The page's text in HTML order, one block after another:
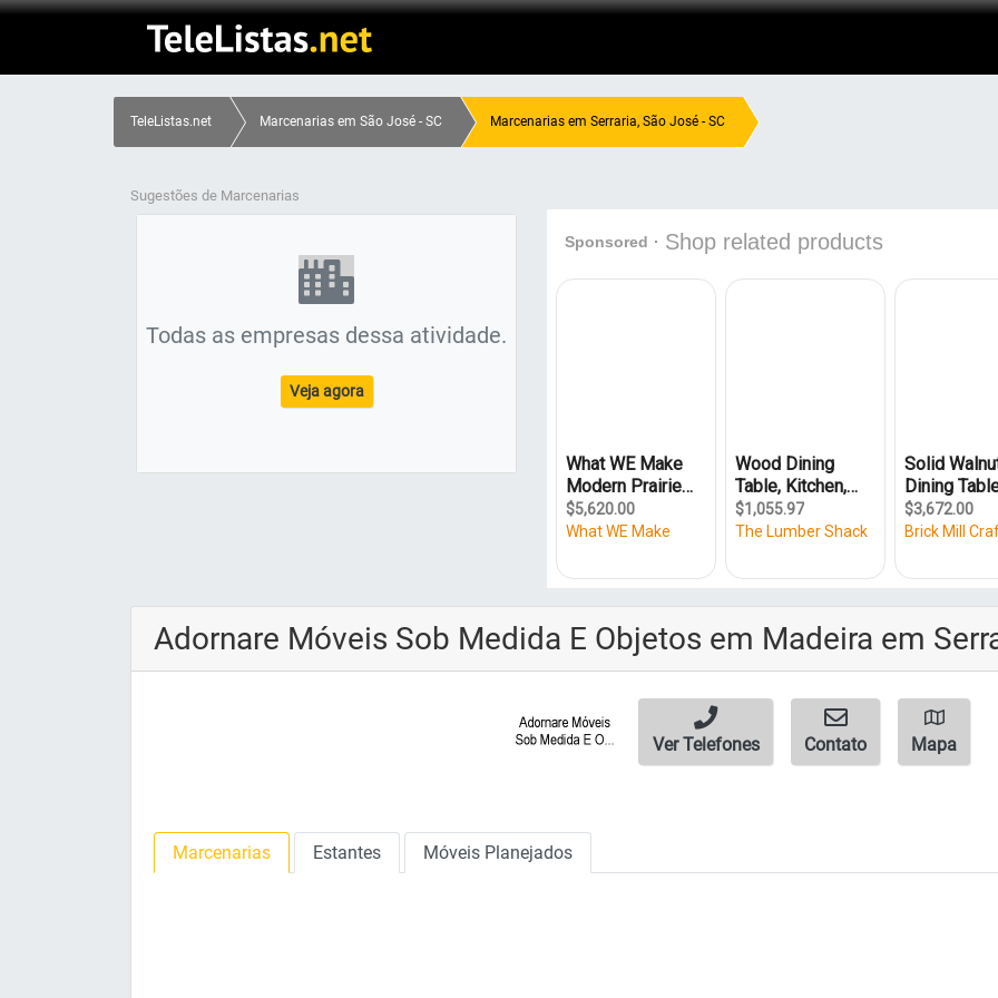
TeleListas.net Marcenarias em São José - SC Marcenarias em Serraria, São José - SC
Sugestões de Marcenarias
Todas as empresas dessa atividade.
Veja agora
Adornare Móveis Sob Medida E Objetos em Madeira em
Ver Telefones Contato Mapa
Marcenarias Estantes Móveis Planejados